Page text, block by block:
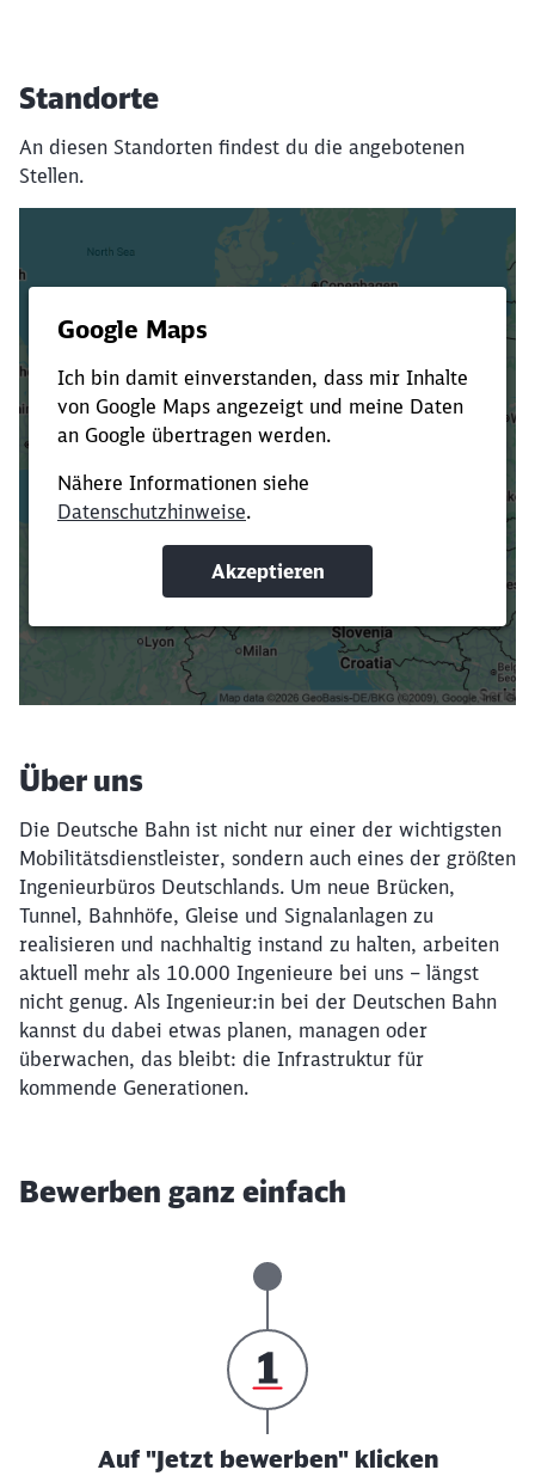
Standorte
An diesen Standorten findest du die angebotenen
Stellen.
Verkürze die Ladezeit, indem du Suchbegriffe
oder Filter hinzufügst.
Suchbegriffe eingeben
Filter setzen
Über uns
Die Deutsche Bahn ist nicht nur einer der wichtigsten
Mobilitätsdienstleister, sondern auch eines der größten
Ingenieurbüros Deutschlands. Um neue Brücken,
Tunnel, Bahnhöfe, Gleise und Signalanlagen zu
realisieren und nachhaltig instand zu halten, arbeiten
aktuell mehr als 10.000 Ingenieure bei uns – längst
nicht genug. Als Ingenieur:in bei der Deutschen Bahn
kannst du dabei etwas planen, managen oder
überwachen, das bleibt: die Infrastruktur für
kommende Generationen.
Bewerben ganz einfach
Auf "Jetzt bewerben" klicken